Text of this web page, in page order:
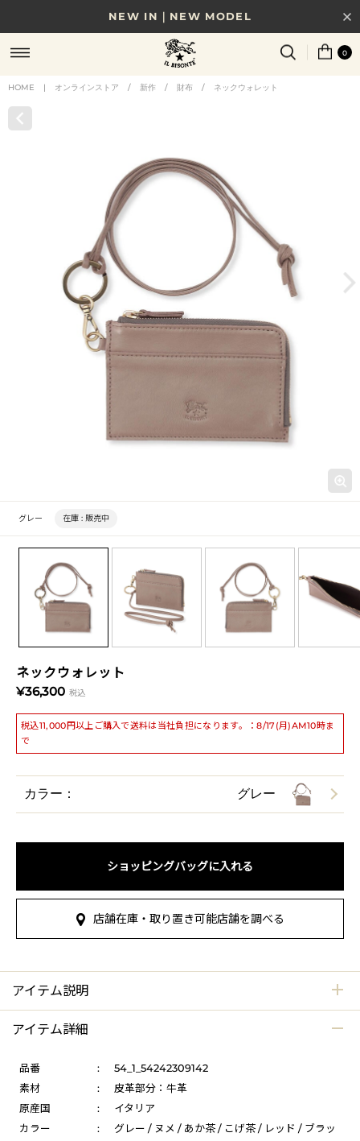
NEW IN｜NEW MODEL
8/17(月)10時まで｜税込11,000円以上で送料無料
贈る相手やシーンから選べる、新しいギフトガイド
0
HOME | オンラインストア / 新作 / 財布 / ネックウォレット
ネックウォレット
¥36,300 税込
税込11,000円以上ご購入で送料は当社負担になります。：8/17(月)AM10時ま
で
グレー 在庫 : 販売中
カラー： グレー
ショッピングバッグに入れる
店舗在庫・取り置き可能店舗を調べる
アイテム説明
アイテム詳細
品番 :
54_1_54242309142
素材
:
皮革部分：牛革
原産国
:
イタリア
カラー
:
グレー / ヌメ / あか茶 / こげ茶 / レッド / ブラッ